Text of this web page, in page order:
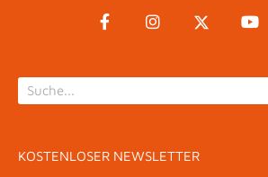
KOSTENLOSER NEWSLETTER